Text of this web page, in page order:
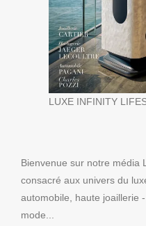
LUXE INFINITY
Bienvenue sur notre média
consacré aux univers du
automobile, haute joaillerie
mode...